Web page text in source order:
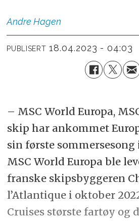
Andre Hagen
PUBLISERT 18.04.2023 - 04:03
– MSC World Europa,
skip har ankommet
sin første
MSC World Europa ble
franske skipsbyggeren
l’Atlantique i oktober
Cruises største fartøy og